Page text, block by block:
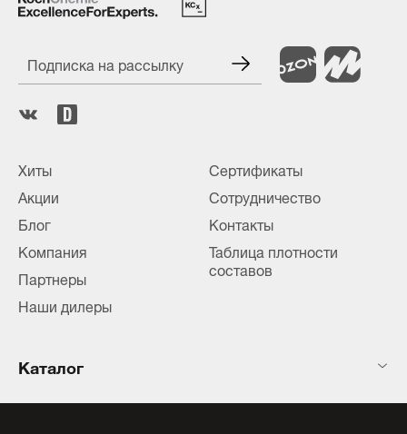
Подписка на рассылку
Хиты
Акции
Блог
Компания
Партнеры
Наши дилеры
Сертификаты
Сотрудничество
Контакты
Таблица плотности
составов
Каталог